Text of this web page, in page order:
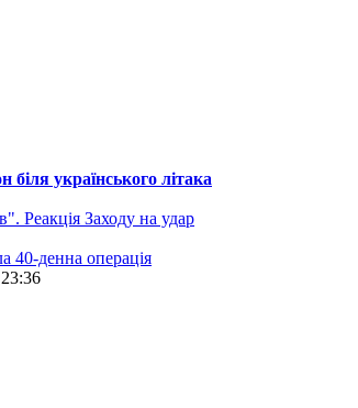
українського літака
Реакція Заходу на удар
40-денна операція